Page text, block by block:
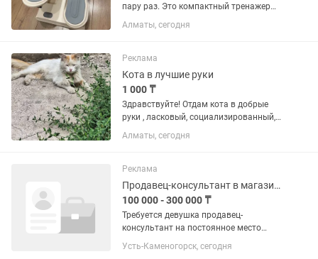
пару раз. Это компактный тренажер
для кардио и фитнеса, имитирующий
ходьбу по ступеням. Он эффективно
нижней части тела, а также...
Алматы, сегодня
Реклама
Кота в лучшие руки
1 000 ₸
Здравствуйте! Отдам кота в добрые
руки , ласковый, социализированный,
умный, ходит в лоток, очень любит
человека, который будет заботится о
которая позаботиться о...
Алматы, сегодня
Реклама
Продавец-консультант в магазине одежды
100 000 - 300 000 ₸
Требуется девушка продавец-
консультант на постоянное место
работы от 20 до 35 лет, обязательно со
знанием двух языков:казахский и
Усть-Каменогорск, сегодня